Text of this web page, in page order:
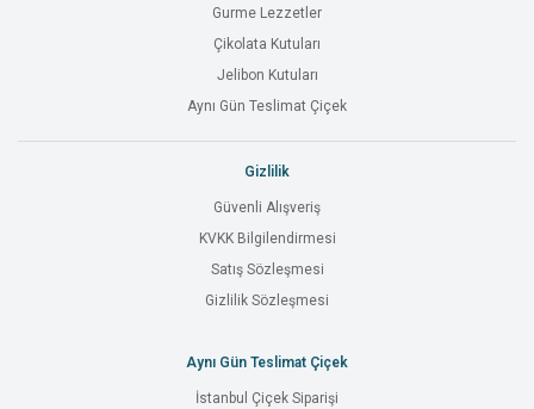
Gurme Lezzetler
Çikolata Kutuları
Jelibon Kutuları
Aynı Gün Teslimat Çiçek
Gizlilik
Güvenli Alışveriş
KVKK Bilgilendirmesi
Satış Sözleşmesi
Gizlilik Sözleşmesi
Aynı Gün Teslimat Çiçek
İstanbul Çiçek Siparişi